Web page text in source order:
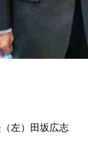
左）
田坂広志